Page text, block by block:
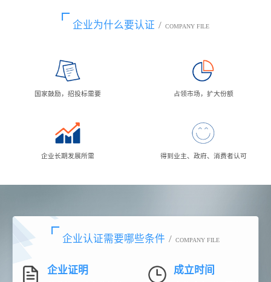
企业为什么要认证 / COMPANY FILE
国家鼓励，招投标需要 占领市场，扩大份额
企业长期发展所需 得到业主、政府、消费者认可
企业认证需要哪些条件 / COMPANY FILE
企业证明 成立时间